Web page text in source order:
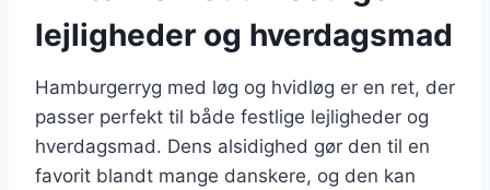
lejligheder og hverdagsmad
Hamburgerryg med løg og hvidløg er en ret, der
passer perfekt til både festlige lejligheder og
hverdagsmad. Dens alsidighed gør den til en
favorit blandt mange danskere, og den kan